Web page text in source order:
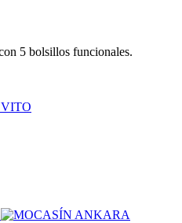
5 bolsillos funcionales.